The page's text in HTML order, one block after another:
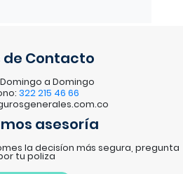
de Contacto
a Domingo
322 215 46 66
asesoría
la decisíon más segura, pregunta
tu poliza